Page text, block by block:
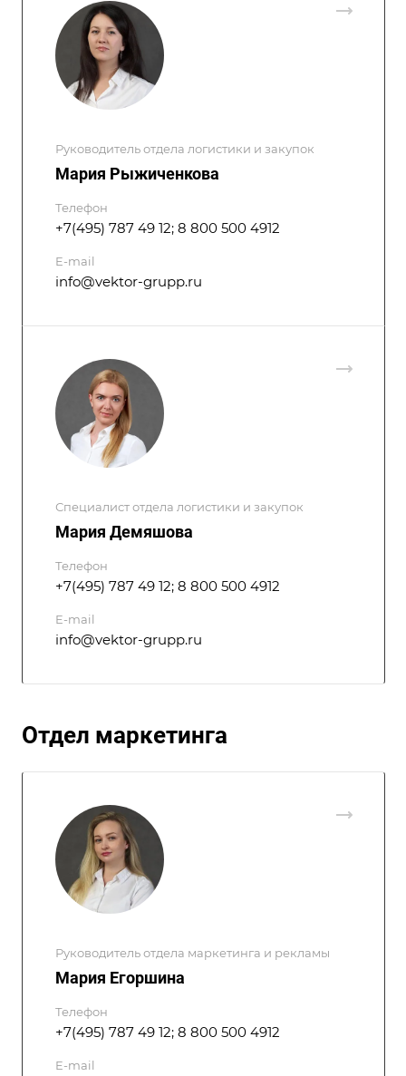
Руководитель отдела логистики и закупок
Мария Рыжиченкова
Телефон
+7(495) 787 49 12; 8 800 500 4912
E-mail
info@vektor-grupp.ru
Специалист отдела логистики и закупок
Мария Демяшова
Телефон
+7(495) 787 49 12; 8 800 500 4912
E-mail
info@vektor-grupp.ru
Отдел маркетинга
Руководитель отдела маркетинга и рекламы
Мария Егоршина
Телефон
+7(495) 787 49 12; 8 800 500 4912
E-mail